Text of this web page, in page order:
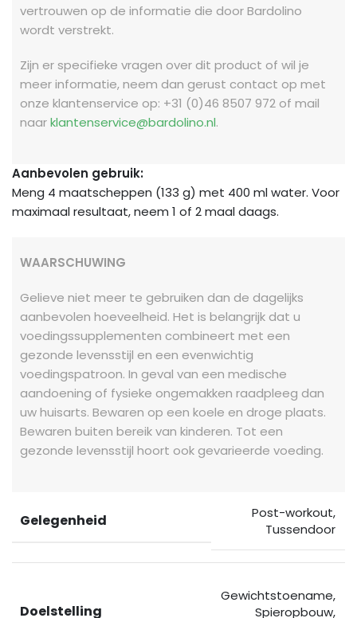
vertrouwen op de informatie die door Bardolino
wordt verstrekt.
Zijn er specifieke vragen over dit product of wil je
meer informatie, neem dan gerust contact op met
onze klantenservice op: +31 (0)46 8507 972 of mail
naarklantenservice@bardolino.nl.
Aanbevolen gebruik:
Meng 4 maatscheppen (133 g) met 400 ml water. Voor
maximaal resultaat, neem 1 of 2 maal daags.
WAARSCHUWING
Gelieve niet meer te gebruiken dan de dagelijks
aanbevolen hoeveelheid. Het is belangrijk dat u
voedingssupplementen combineert met een
gezonde levensstijl en een evenwichtig
voedingspatroon. In geval van een medische
aandoening of fysieke ongemakken raadpleeg dan
uw huisarts. Bewaren op een koele en droge plaats.
Bewaren buiten bereik van kinderen. Tot een
gezonde levensstijl hoort ook gevarieerde voeding.
Gelegenheid Post-workout,
Tussendoor
Doelstelling
Gewichtstoename,
Spieropbouw,